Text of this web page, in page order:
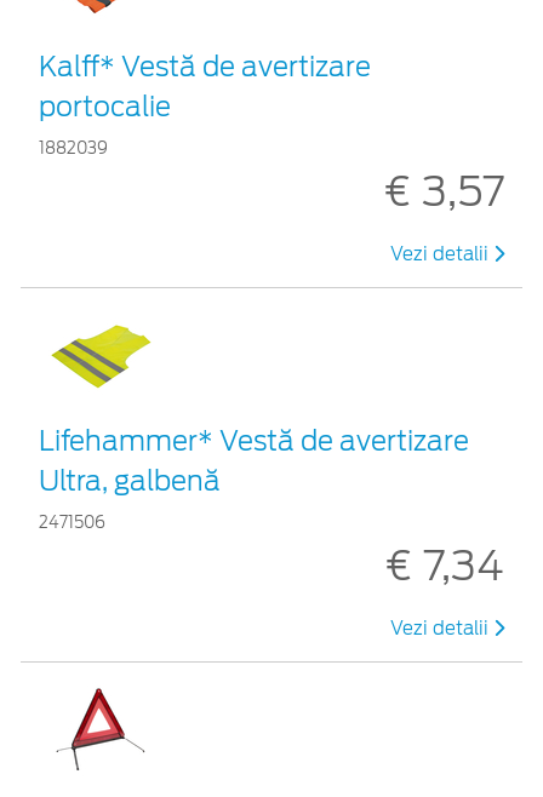
Kalff* Vestă de avertizare
portocalie
1882039
€ 3,57
Vezi detalii
Lifehammer* Vestă de avertizare
Ultra, galbenă
2471506
€ 7,34
Vezi detalii